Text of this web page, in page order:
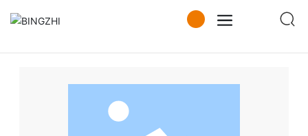
Productos y Servicios